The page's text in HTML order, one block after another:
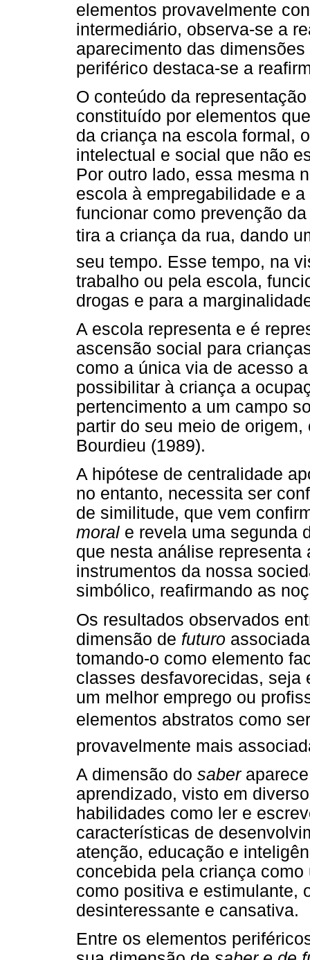
elementos provavelmente
intermediário, observa-se a
aparecimento das
periférico destaca-se a
O conteúdo da
constituído por elementos
da criança na escola formal,
intelectual e social que não
Por outro lado, essa mesma
escola à empregabilidade e
funcionar como prevenção
tira a criança da rua, dando
seu tempo. Esse tempo, na
trabalho ou pela escola,
drogas e para a
A escola representa e é
ascensão social para
como a única via de acesso
possibilitar à criança a
pertencimento a um campo
partir do seu meio de
Bourdieu (1989).
A hipótese de centralidade
no entanto, necessita ser
de similitude, que vem
moral e revela uma segunda
que nesta análise
instrumentos da nossa
simbólico, reafirmando as
Os resultados observados
dimensão de futuro
tomando-o como elemento
classes desfavorecidas, seja
um melhor emprego ou
elementos abstratos como
provavelmente mais
A dimensão do saberaparece
aprendizado, visto em
habilidades como ler e
características de
atenção, educação e
concebida pela criança
como positiva e estimulante,
desinteressante e cansativa.
Entre os elementos